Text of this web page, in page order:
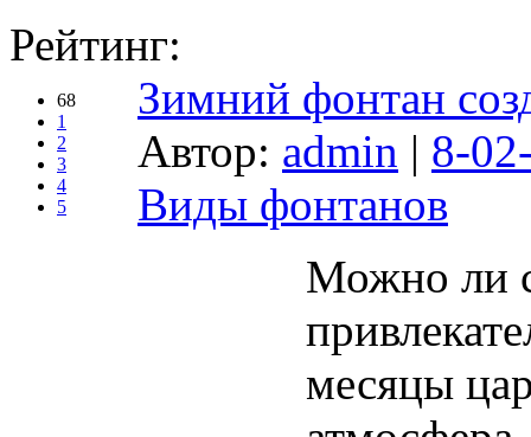
Рейтинг:
68
1
2
3
4
5
Зимний фонтан
Автор: admin | 8-
Виды фонтанов
Можно ли
месяцы